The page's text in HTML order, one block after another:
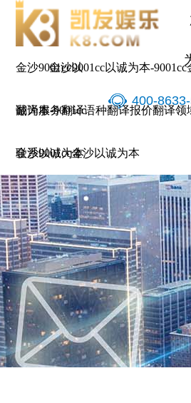
400-
金沙9001cc以
诚为本-9001cc
金沙以诚为本
金沙9001cc以诚为本-
翻译服务翻译语种翻译报价翻译领
联系9001cc金沙以诚为本